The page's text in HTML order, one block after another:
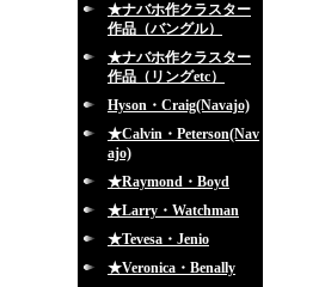
★ナバホ作クラスター
作品（バングル）
★ナバホ作クラスター
作品（リングetc）
Hyson・Craig(Navajo)
★Calvin・Peterson(Nav
ajo)
★Raymond・Boyd
★Larry・Watchman
★Tevesa・Jenio
★Veronica・Benally